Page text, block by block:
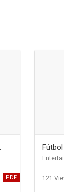
PDF 121